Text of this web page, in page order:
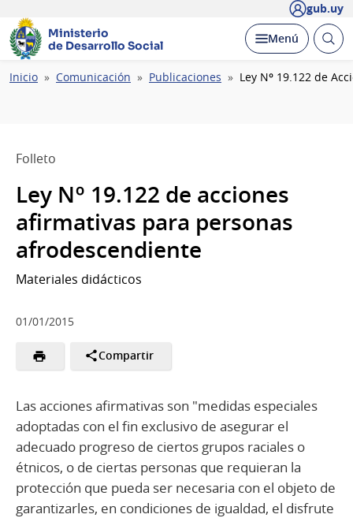
gub.uy
Ministerio
de Desarrollo Social
Desplegar
Menú Abrir
Ruta
Inicio Comunicación Publicaciones Ley Nº 19.122 de
Folleto
Ley Nº 19.122 de acciones
afirmativas para personas
afrodescendiente
Materiales didácticos
01/01/2015
Compartir
Las acciones afirmativas son "medidas especiales
adoptadas con el fin exclusivo de asegurar el
adecuado progreso de ciertos grupos raciales o
étnicos, o de ciertas personas que requieran la
protección que pueda ser necesaria con el objeto de
garantizarles, en condiciones de igualdad, el disfrute